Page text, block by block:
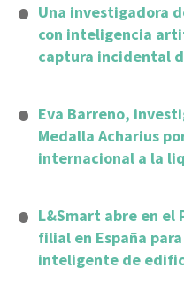
Una investigadora
con inteligencia
captura incidental
Eva Barreno,
Medalla Acharius
internacional a la
L&Smart abre en el
filial en España
inteligente de